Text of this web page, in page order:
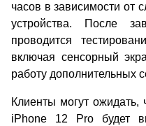
часов в зависимости от
устройства. После
проводится
включая сенсорный
работу дополнительных
Клиенты могут
iPhone 12 Pro будет